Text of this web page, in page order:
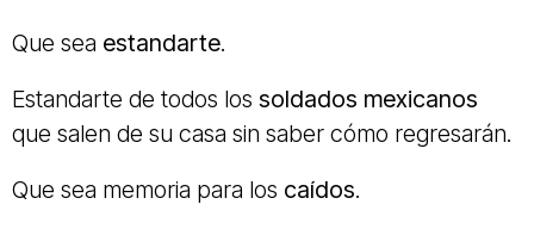
Que sea estandarte.
Estandarte de todos los soldados mexicanos
que salen de su casa sin saber cómo regresarán.
Que sea memoria para los caídos.